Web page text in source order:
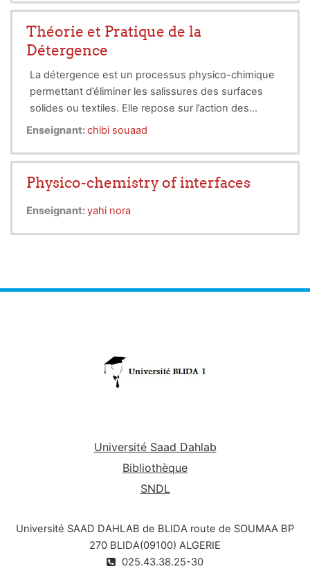
Théorie et Pratique de la
Détergence
La détergence est un processus physico-chimique
permettant d’éliminer les salissures des surfaces
solides ou textiles. Elle repose sur l’action des
tensioactifs, des agents capables de modifier la
impuretés. Les détergents trouvent des
applications variées, allant des lessives
domestiques aux solutions industrielles complexes.
Enseignant:chibi souaad
Physico-chemistry of interfaces
Enseignant:yahi nora
Université Saad Dahlab
Bibliothèque
SNDL
Université SAAD DAHLAB de BLIDA route de SOUMAA BP
270 BLIDA(09100) ALGERIE
025.43.38.25-30